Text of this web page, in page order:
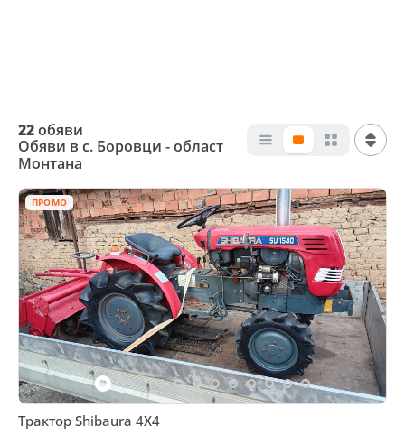
22обяви
Обяви в с. Боровци - област
Монтана
ПРОМО
Трактор Shibaura 4X4